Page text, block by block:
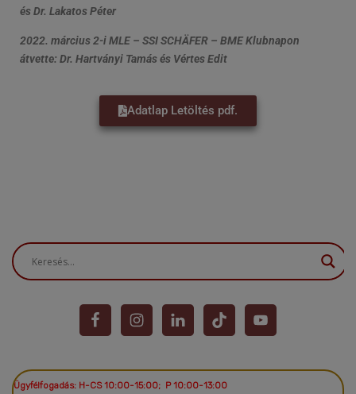
és Dr. Lakatos Péter
2022. március 2-i MLE – SSI SCHÄFER – BME Klubnapon
átvette: Dr. Hartványi Tamás és Vértes Edit
Adatlap Letöltés pdf.
Ügyfélfogadás: H-CS 10:00-15:00; P 10:00-13:00